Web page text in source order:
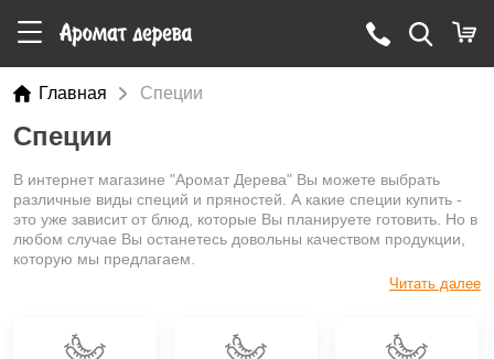
Главная Специи
Специи
В интернет магазине "Аромат Дерева" Вы можете выбрать
различные виды специй и пряностей. А какие специи купить -
это уже зависит от блюд, которые Вы планируете готовить. Но в
любом случае Вы останетесь довольны качеством продукции,
которую мы предлагаем.
Читать далее